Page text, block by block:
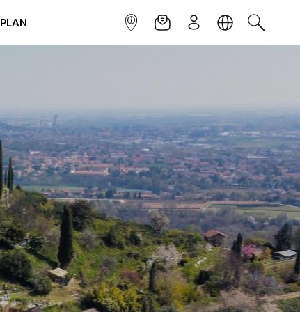
PLAN INFOPOINTNEWSLETTER
SIGN UPLANGUAGE
SEARCH